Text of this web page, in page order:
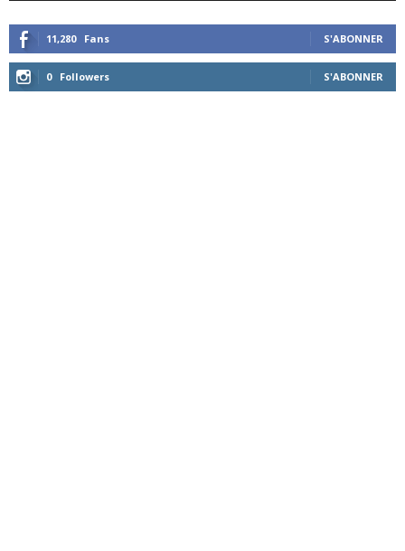
11,280 Fans S'ABONNER
0 Followers S'ABONNER